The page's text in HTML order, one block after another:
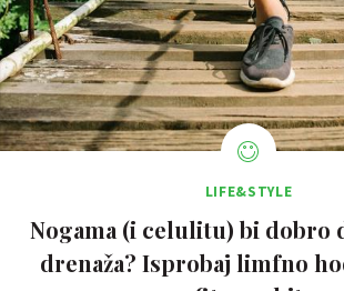
LIFE&STYLE
Nogama (i celulitu) bi dobro
drenaža? Isprobaj limfno